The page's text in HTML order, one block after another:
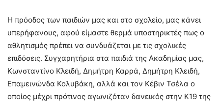
Η πρόοδος των παιδιών μας και στο σχολείο, μας κάνει
υπερήφανους, αφού είμαστε θερμά υποστηρικτές πως ο
αθλητισμός πρέπει να συνδυάζεται με τις σχολικές
επιδόσεις. Συγχαρητήρια στα παιδιά της Ακαδημίας μας,
Κωνσταντίνο Κλειδή, Δημήτρη Καρρά, Δημήτρη Κλειδή,
Επαμεινώνδα Κολυβάκη, αλλά και τον Κέβιν Τσέλα ο
οποίος μέχρι πρότινος αγωνιζόταν δανεικός στην Κ19 της